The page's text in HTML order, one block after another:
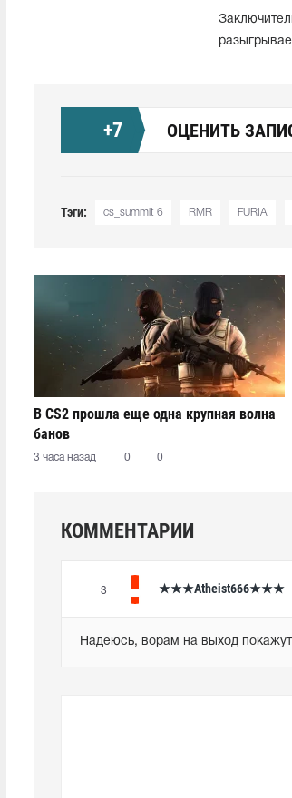
+7 ОЦЕНИТЬ
Тэги: cs_summit 6 RMR FURIA
В CS2 прошла еще одна крупная волна
банов
3 часа назад 0 0
КОММЕНТАРИИ
3 ★★★Atheist666★★★
Надеюсь, ворам на выход